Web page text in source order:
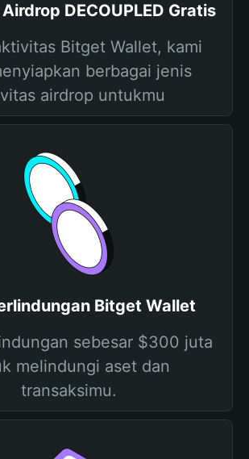
DECOUPLED Gratis
Bitget Wallet, kami
berbagai jenis
airdrop untukmu
Bitget Wallet
sebesar $300 juta
melindungi aset dan
transaksimu.